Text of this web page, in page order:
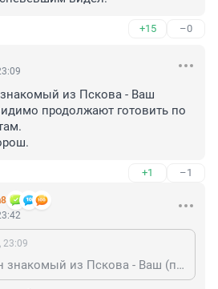
+15 –0
из Пскова - Ваш
продолжают готовить по
+1 –1
23:09
Как говорил один знакомый из Пскова - Ваш (питерский) хлеб видимо продолжают готовить по блокадным рецептам. Псковский хлеб хорош.